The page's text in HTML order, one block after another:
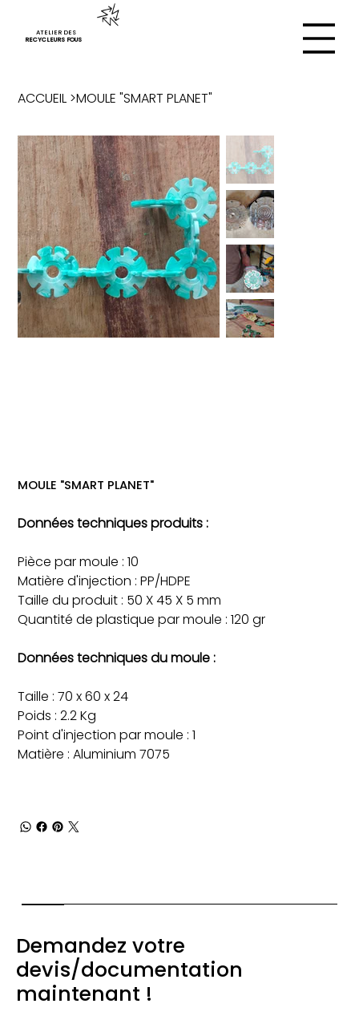
ATELIER DES
RECYCLEURS FOUS
ACCUEIL >MOULE "SMART PLANET"
MOULE "SMART PLANET"
Données techniques produits :
Pièce par moule : 10
Matière d'injection : PP/HDPE
Taille du produit : 50 X 45 X 5 mm
Quantité de plastique par moule : 120 gr
Données techniques du moule :
Taille : 70 x 60 x 24
Poids : 2.2 Kg
Point d'injection par moule : 1
Matière : Aluminium 7075
Demandez votre
devis/documentation
maintenant !